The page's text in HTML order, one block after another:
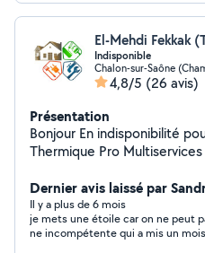
Indisponible
Chalon-sur-Saône
4,8/5 (26 avis)
Présentation
Bonjour En indisponibilité pour le moment Cordialement
Thermique Pro Multiservices
Dernier avis laissé par
Il y a plus de 6 mois
je mets une étoile car on ne peut
ne incompétente qui a mis un